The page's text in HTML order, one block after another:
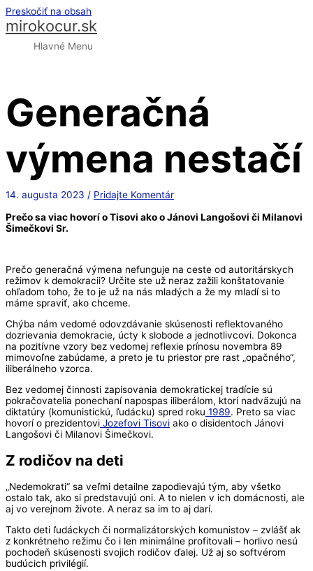
Preskočiť na obsah
mirokocur.sk
Hlavné Menu
Generačná
výmena nestačí
14. augusta 2023 / Pridajte Komentár
Prečo sa viac hovorí o Tisovi ako o Jánovi Langošovi či Milanovi
Šimečkovi Sr.
Prečo generačná výmena nefunguje na ceste od autoritárskych
režimov k demokracii? Určite ste už neraz zažili konštatovanie
ohľadom toho, že to je už na nás mladých a že my mladí si to
máme spraviť, ako chceme.
Chýba nám vedomé odovzdávanie skúsenosti reflektovaného
dozrievania demokracie, úcty k slobode a jednotlivcovi. Dokonca
na pozitívne vzory bez vedomej reflexie prínosu novembra 89
mimovoľne zabúdame, a preto je tu priestor pre rast „opačného“,
iliberálneho vzorca.
Bez vedomej činnosti zapisovania demokratickej tradície sú
pokračovatelia ponechaní napospas iliberálom, ktorí nadväzujú na
diktatúry (komunistickú, ľudácku) spred roku 1989. Preto sa viac
hovorí o prezidentovi Jozefovi Tisovi ako o disidentoch Jánovi
Langošovi či Milanovi Šimečkovi.
Z rodičov na deti
„Nedemokrati“ sa veľmi detailne zapodievajú tým, aby všetko
ostalo tak, ako si predstavujú oni. A to nielen v ich domácnosti, ale
aj vo verejnom živote. A neraz sa im to aj darí.
Takto deti ľudáckych či normalizátorských komunistov – zvlášť ak
z konkrétneho režimu čo i len minimálne profitovali – horlivo nesú
pochodeň skúsenosti svojich rodičov ďalej. Už aj so softvérom
budúcich privilégií.